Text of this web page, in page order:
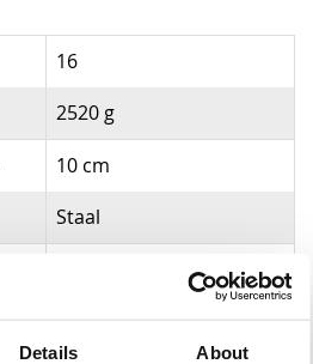
Details About
16
2520 g
10 cm
Staal
130 cm